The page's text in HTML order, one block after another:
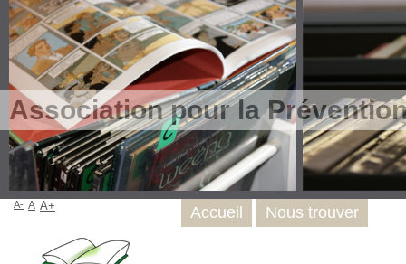
Association pour la
Accueil Nous trouver
A- A A+